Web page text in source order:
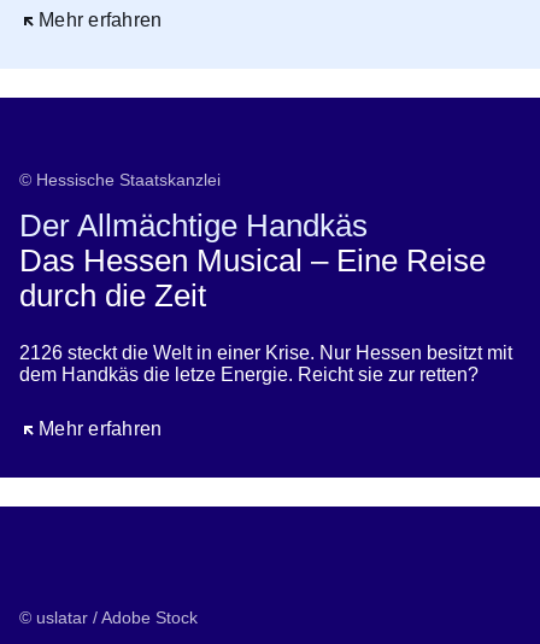
Mehr erfahren
Öffnet sich in einem neuen Fenster
© Hessische Staatskanzlei
Der Allmächtige Handkäs
Das Hessen Musical – Eine Reise
durch die Zeit
2126 steckt die Welt in einer Krise. Nur Hessen besitzt mit
dem Handkäs die letze Energie. Reicht sie zur retten?
Mehr erfahren
Öffnet sich in einem neuen Fenster
© uslatar / Adobe Stock